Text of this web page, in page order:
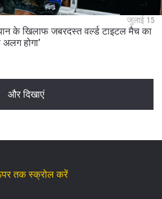
जुलाई 15
के खिलाफ जबरदस्त वर्ल्ड टाइटल मैच का
होगा’
और दिखाएं
तक स्क्रोल करें